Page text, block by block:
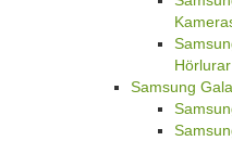
Hörlurar
Samsung